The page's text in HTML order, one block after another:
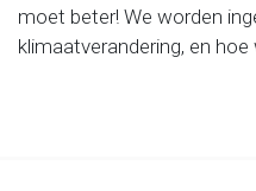
moet beter! We worden
klimaatverandering, en